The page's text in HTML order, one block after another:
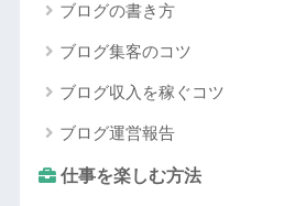
ブログの書き方
ブログ集客のコツ
ブログ収入を稼ぐコツ
ブログ運営報告
仕事を楽しむ方法